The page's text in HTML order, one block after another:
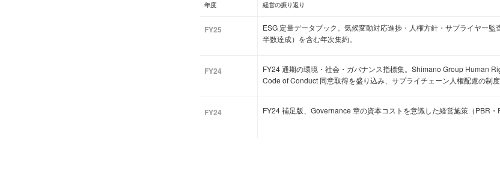
年度 経営の振り返り
FY25
ESG 定量データブック。気候変動対応進捗・人権方針・サプライヤー
半数達成）を含む年次集約。
FY24
FY24 通期の環境・社会・ガバナンス指標集。Shimano Group Human
Code of Conduct 同意取得を盛り込み、サプライチェーン人権配慮の制度
FY24 FY24 補足版、Governance 章の資本コストを意識した経営施策（PBR・